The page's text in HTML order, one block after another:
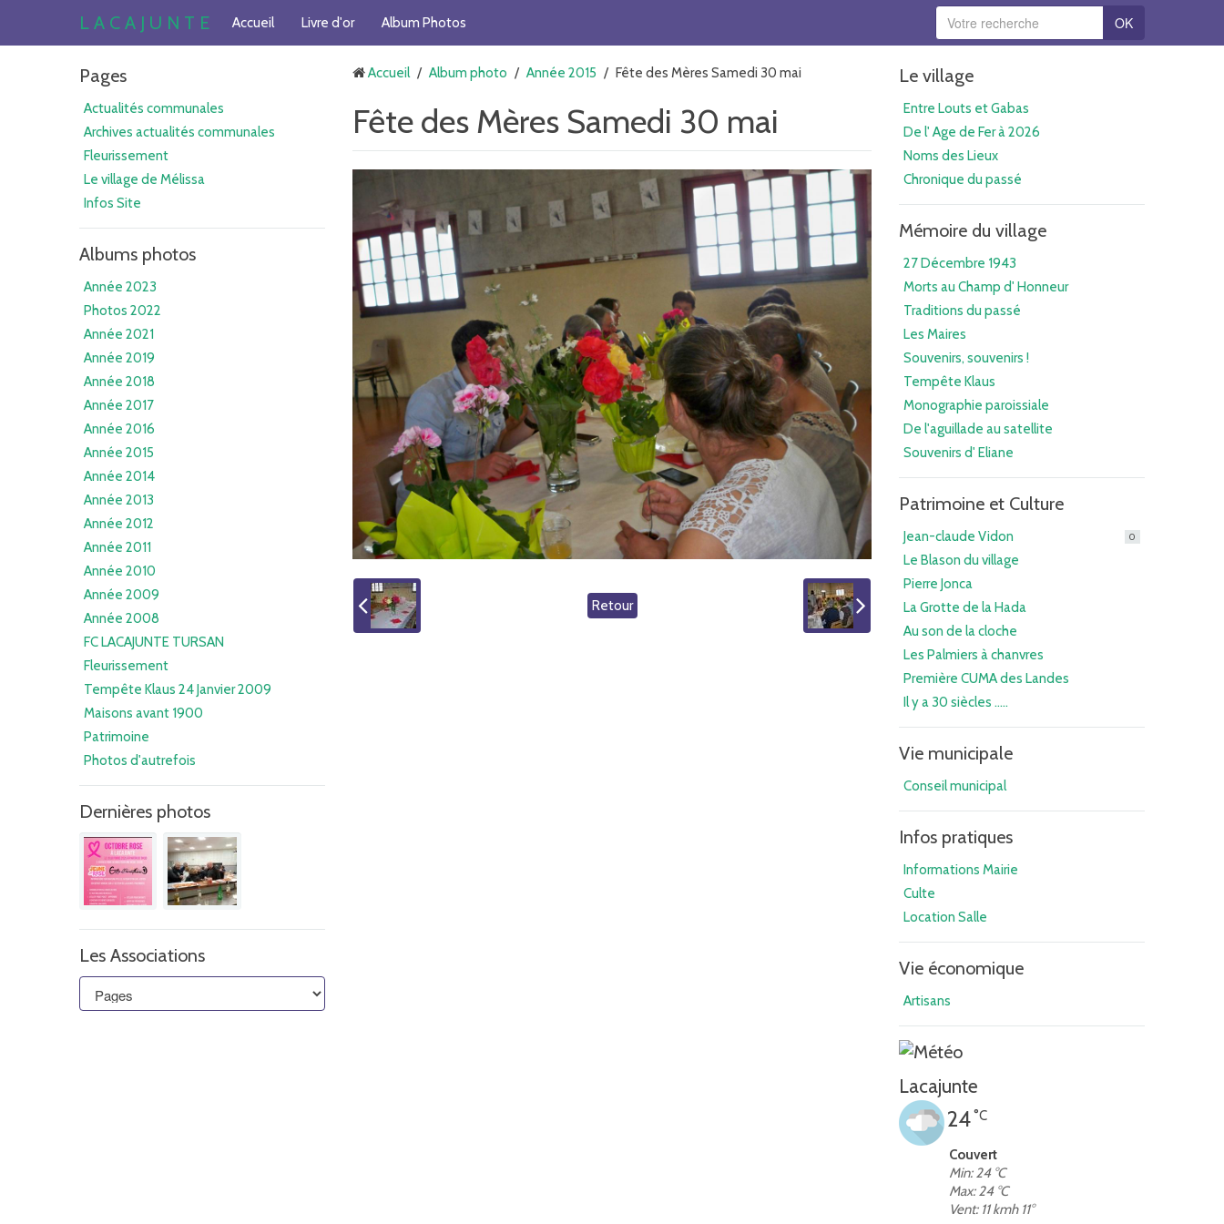
L A C A J U N T E Accueil Livre d'or Album Photos OK
Pages
Actualités communales
Archives actualités communales
Fleurissement
Le village de Mélissa
Infos Site
Albums photos
Année 2023
Photos 2022
Année 2021
Année 2019
Année 2018
Année 2017
Année 2016
Année 2015
Année 2014
Année 2013
Année 2012
Année 2011
Année 2010
Année 2009
Année 2008
FC LACAJUNTE TURSAN
Fleurissement
Tempête Klaus 24 Janvier 2009
Maisons avant 1900
Patrimoine
Photos d'autrefois
Dernières photos
Les Associations
Accueil / Album photo / Année 2015 / Fête des Mères Samedi 30 mai
Fête des Mères Samedi 30 mai
Retour
Le village
Entre Louts et Gabas
De l' Age de Fer à 2026
Noms des Lieux
Chronique du passé
Mémoire du village
27 Décembre 1943
Morts au Champ d' Honneur
Traditions du passé
Les Maires
Souvenirs, souvenirs !
Tempête Klaus
Monographie paroissiale
De l'aguillade au satellite
Souvenirs d' Eliane
Patrimoine et Culture
Jean-claude Vidon 0
Le Blason du village
Pierre Jonca
La Grotte de la Hada
Au son de la cloche
Les Palmiers à chanvres
Première CUMA des Landes
Il y a 30 siècles .....
Vie municipale
Conseil municipal
Infos pratiques
Informations Mairie
Culte
Location Salle
Vie économique
Artisans
Lacajunte
24°C
Couvert
Min: 24 °C
Max: 24 °C
Vent: 11 kmh 11°